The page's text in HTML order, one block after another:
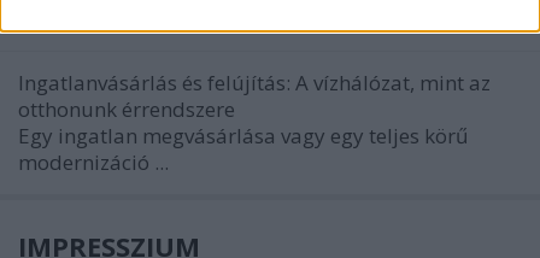
Ingatlanvásárlás és felújítás: A vízhálózat, mint az
otthonunk érrendszere
Egy ingatlan megvásárlása vagy egy teljes körű
modernizáció ...
IMPRESSZIUM